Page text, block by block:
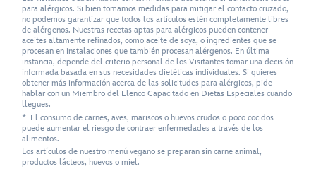
para alérgicos. Si bien tomamos medidas para mitigar el contacto cruzado,
no podemos garantizar que todos los artículos estén completamente libres
de alérgenos. Nuestras recetas aptas para alérgicos pueden contener
aceites altamente refinados, como aceite de soya, o ingredientes que se
procesan en instalaciones que también procesan alérgenos. En última
instancia, depende del criterio personal de los Visitantes tomar una decisión
informada basada en sus necesidades dietéticas individuales. Si quieres
obtener más información acerca de las solicitudes para alérgicos, pide
hablar con un Miembro del Elenco Capacitado en Dietas Especiales cuando
llegues.
* El consumo de carnes, aves, mariscos o huevos crudos o poco cocidos
puede aumentar el riesgo de contraer enfermedades a través de los
alimentos.
Los artículos de nuestro menú vegano se preparan sin carne animal,
productos lácteos, huevos o miel.